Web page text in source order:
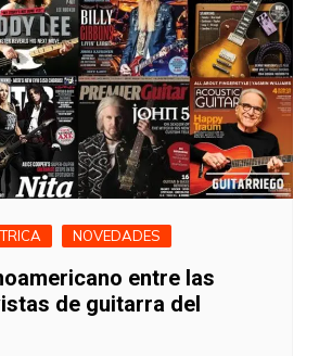
NOVEDADES
entre las
de guitarra del